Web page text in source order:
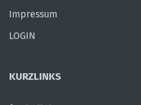
Impressum
LOGIN
KURZLINKS